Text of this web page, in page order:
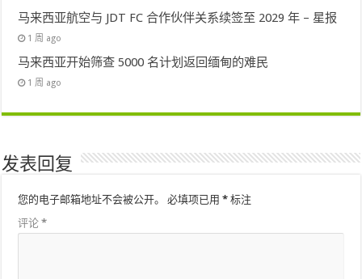
马来西亚航空与 JDT FC 合作伙伴关系续签至 2029 年 – 星报
1 周 ago
马来西亚开始筛查 5000 名计划返回缅甸的难民
1 周 ago
发表回复
您的电子邮箱地址不会被公开。 必填项已用* 标注
评论*